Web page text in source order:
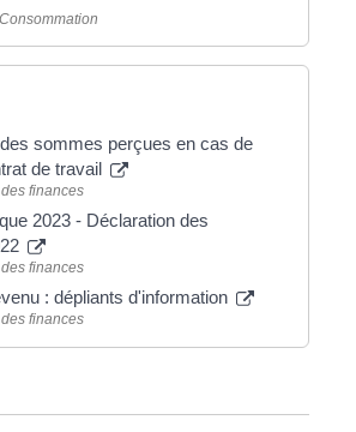
sommes perçues en cas de
de travail
finances
2023 - Déclaration des
finances
: dépliants d'information
finances